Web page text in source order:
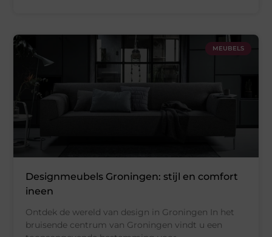
MEUBELS
Designmeubels Groningen: stijl en comfort
ineen
Ontdek de wereld van design in Groningen In het
bruisende centrum van Groningen vindt u een